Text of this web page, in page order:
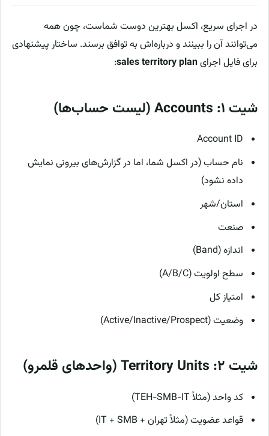
در اجرای سریع، اکسل بهترین دوست شماست، چون همه
می‌توانند آن را ببینند و درباره‌اش به توافق برسند. ساختار پیشنهادی
برای فایل اجرایsales territory plan
:
شیت ۱: Accounts (لیست حساب‌ها)
Account ID
نام حساب (در اکسل شما، اما در گزارش‌های بیرونی نمایش
داده نشود)
استان/شهر
صنعت
اندازه (Band)
سطح اولویت (A/B/C)
امتیاز کل
وضعیت (Active/Inactive/Prospect)
شیت ۲: Territory Units (واحدهای قلمرو)
کد واحد (مثلاً TEH-SMB-IT)
قواعد عضویت (مثلاً تهران + IT + SMB)